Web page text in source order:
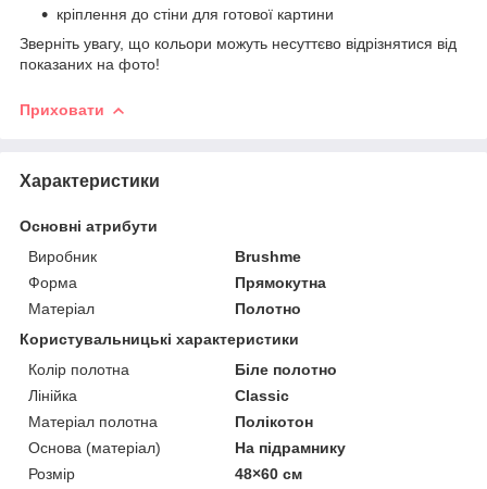
кріплення до стіни для готової картини
Зверніть увагу, що кольори можуть несуттєво відрізнятися від
показаних на фото!
Приховати
Характеристики
Основні атрибути
Виробник
Brushme
Форма
Прямокутна
Матеріал
Полотно
Користувальницькі характеристики
Колір полотна
Біле полотно
Лінійка
Classic
Матеріал полотна
Полікотон
Основа (матеріал)
На підрамнику
Розмір
48×60 см